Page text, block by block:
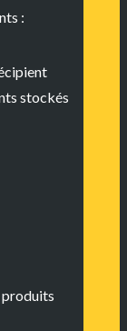
:
stockés
produits